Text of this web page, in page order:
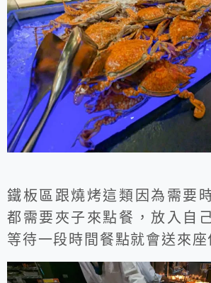
鐵板區跟燒烤這類因為需要
都需要夾子來點餐，放入自
等待一段時間餐點就會送來座